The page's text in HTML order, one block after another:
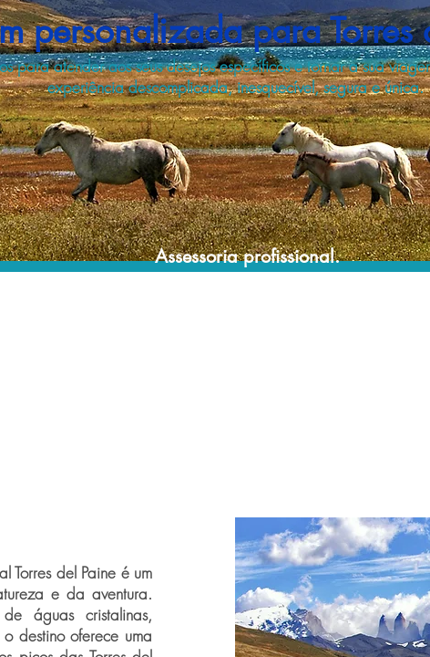
personalizada para Torres
para atender aos seus desejos específicos e tornar a sua
experiência descomplicada, inesquecível, segura e única.
Assessoria profissional.
Torres del Paine é um
e da aventura.
águas cristalinas,
destino oferece uma